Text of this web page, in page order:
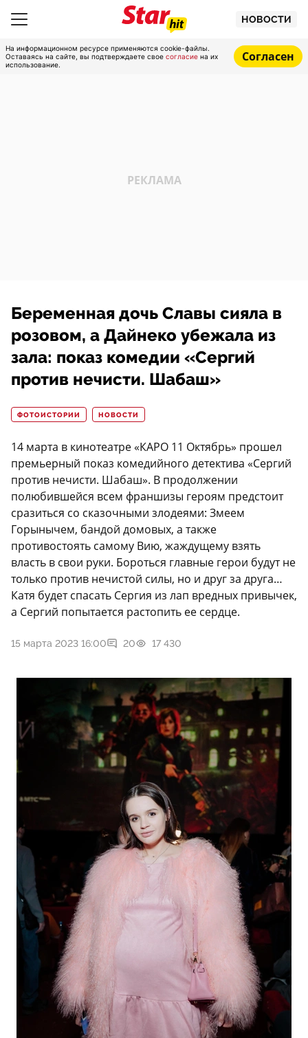
НОВОСТИ
На информационном ресурсе применяются cookie-файлы.
Оставаясь на сайте, вы подтверждаете свое согласие на их
использование.
Согласен
Беременная дочь Славы сияла в
розовом, а Дайнеко убежала из
зала: показ комедии «Сергий
против нечисти. Шабаш»
ФОТОИСТОРИИ НОВОСТИ
14 марта в кинотеатре «КАРО 11 Октябрь» прошел
премьерный показ комедийного детектива «Сергий
против нечисти. Шабаш». В продолжении
полюбившейся всем франшизы героям предстоит
сразиться со сказочными злодеями: Змеем
Горынычем, бандой домовых, а также
противостоять самому Вию, жаждущему взять
власть в свои руки. Бороться главные герои будут не
только против нечистой силы, но и друг за друга…
Катя будет спасать Сергия из лап вредных привычек,
а Сергий попытается растопить ее сердце.
15 марта 2023 16:00 20 17 430